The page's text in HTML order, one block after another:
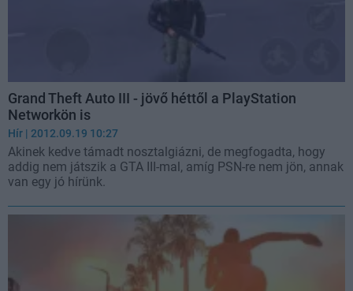
Grand Theft Auto III - jövő héttől a PlayStation
Networkön is
Hír | 2012.09.19 10:27
Akinek kedve támadt nosztalgiázni, de megfogadta, hogy
addig nem játszik a GTA III-mal, amíg PSN-re nem jön, annak
van egy jó hírünk.